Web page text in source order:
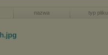
nazwa typ pliku
.jpg